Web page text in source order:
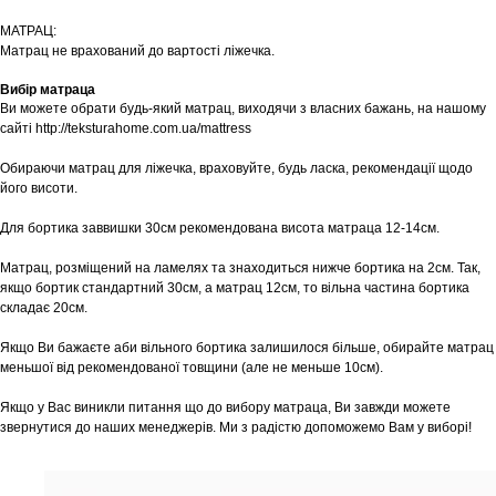
МАТРАЦ:
Матрац не врахований до вартості ліжечка.
Вибір матраца
Ви можете обрати будь-який матрац, виходячи з власних бажань, на нашому
сайті http://teksturahome.com.ua/mattress
Обираючи матрац для ліжечка, враховуйте, будь ласка, рекомендації щодо
його висоти.
Для бортика заввишки 30см рекомендована висота матраца 12-14см.
Матрац, розміщений на ламелях та знаходиться нижче бортика на 2см. Так,
якщо бортик стандартний 30см, а матрац 12см, то вільна частина бортика
складає 20см.
Якщо Ви бажаєте аби вільного бортика залишилося більше, обирайте матрац
меньшої від рекомендованої товщини (але не меньше 10см).
Якщо у Вас виникли питання що до вибору матраца, Ви завжди можете
звернутися до наших менеджерів. Ми з радістю допоможемо Вам у виборі!